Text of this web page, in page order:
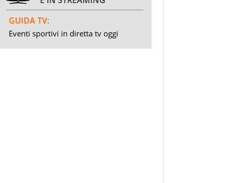
GUIDA TV:
Eventi sportivi in diretta tv oggi